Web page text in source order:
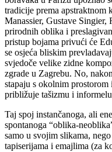
tradicije prema apstraktnom
Manassier, Gustave Singier,
prirodnih oblika i
pristup bojama privući će
se osjeća bliskim
svjedoče velike zidne
zgrade u Zagrebu. No,
stapaju s okolnim
približuje tašizmu i
Taj spoj instančanoga, ali
spontanoga “oblika-
samo u svojim slikama,
tapiserijama i emajlima (za